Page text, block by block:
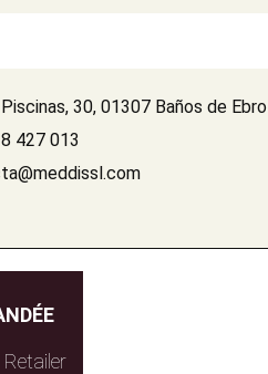
30, 01307 Baños de Ebro
427 013